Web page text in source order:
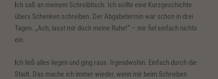
Ich saß an meinem Schreibtisch. Ich sollte eine Kurzgeschichte
übers Schenken schreiben. Der Abgabetermin war schon in drei
Tagen. „Ach, lasst mir doch meine Ruhe!“ – mir fiel einfach nichts
ein.
Ich ließ alles liegen und ging raus. Irgendwohin. Einfach durch die
Stadt. Das mache ich immer wieder, wenn mir beim Schreiben